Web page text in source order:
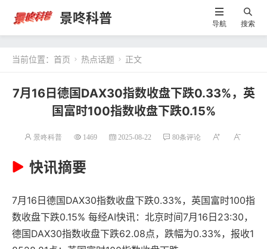
景咚科普 导航 搜索
当前位置： 首页  热点话题  正文
7月16日德国DAX30指数收盘下跌0.33%，英
国富时100指数收盘下跌0.15%
景咚科普 1469 2025-08-22 80条评论
快讯摘要
7月16日德国DAX30指数收盘下跌0.33%，英国富时100指
数收盘下跌0.15% 每经AI快讯：北京时间7月16日23:30，
德国DAX30指数收盘下跌62.08点，跌幅为0.33%，报收1